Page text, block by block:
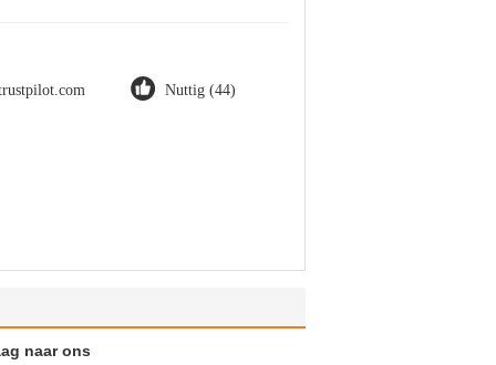
Nuttig (44)
naar ons